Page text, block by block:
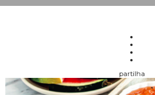
partilha